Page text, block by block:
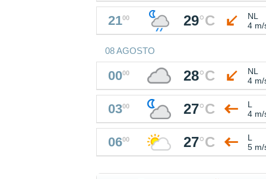
2100 29°C
NL
4 m/
08 AGOSTO
0000 28°C
NL
4 m/
0300 27°C
L
4 m/
0600 27°C
L
5 m/